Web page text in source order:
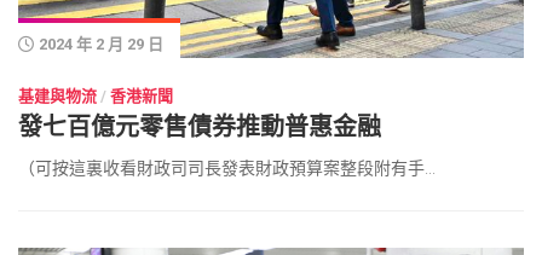
2024 年 2 月 29 日
基建與物流 / 香港新聞
發七百億元零售債券推動普惠金融
（可按這裏收看財政司司長發表財政預算案整段附有手...